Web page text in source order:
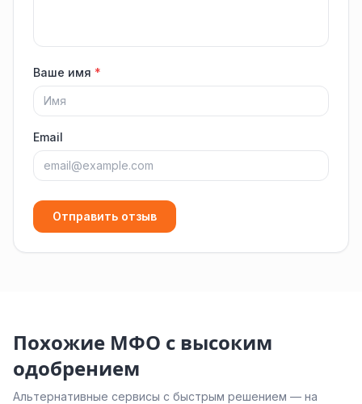
Ваше имя *
Email
Отправить отзыв
Похожие МФО с высоким
одобрением
Альтернативные сервисы с быстрым решением — на